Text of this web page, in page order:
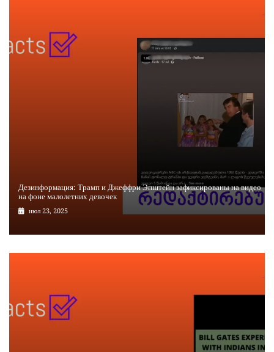
Дезинформация: Трамп и Джеффри Эпштейн зафиксированы на видео
на фоне малолетних девочек
июл 23, 2025